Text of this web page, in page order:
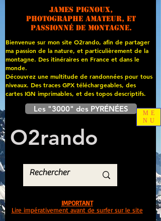
James PIGNOUX,
photographe amateur, et
passionné de montagne.
Bienvenue sur mon site O2rando, afin de partager
ma passion de la nature, et particulièrement de la
montagne. Des itinéraires en France et dans le
monde.
Découvrez une multitude de randonnées pour tous
niveaux. Des traces GPX téléchargeables, des
cartes IGN imprimables, et des topos descriptifs.
Les "3000" des PYRÉNÉES
O2rando
IMPORTANT
Lire impérativement avant de surfer sur le site
ME
NU